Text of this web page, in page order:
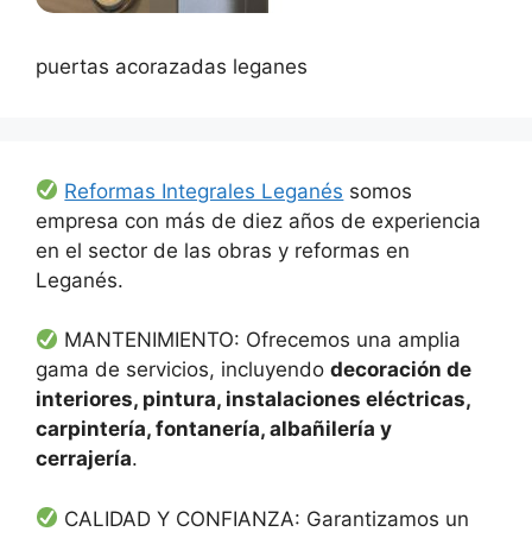
puertas acorazadas leganes
Reformas Integrales Leganés somos
empresa con más de diez años de experiencia
en el sector de las obras y reformas en
Leganés.
MANTENIMIENTO: Ofrecemos una amplia
gama de servicios, incluyendo decoración de
interiores, pintura, instalaciones eléctricas,
carpintería, fontanería, albañilería y
cerrajería.
CALIDAD Y CONFIANZA: Garantizamos un